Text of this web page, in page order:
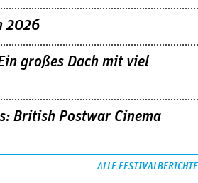
2026
großes Dach mit viel
British Postwar Cinema
ALLE FESTIVALBERICHTE